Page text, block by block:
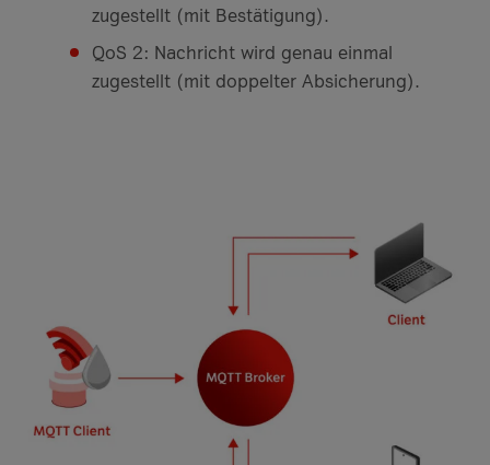
zugestellt (mit Bestätigung).
QoS 2: Nachricht wird genau einmal
zugestellt (mit doppelter Absicherung).